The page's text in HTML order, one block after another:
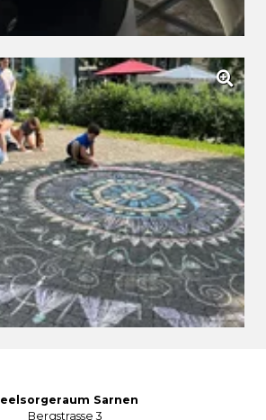
Sarnen
Bergstrasse 3